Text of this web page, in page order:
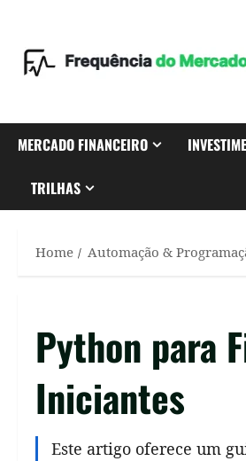
content
MERCADO FINANCEIRO
TRILHAS
Home Automação &
Python para
Iniciantes
Este artigo oferece um